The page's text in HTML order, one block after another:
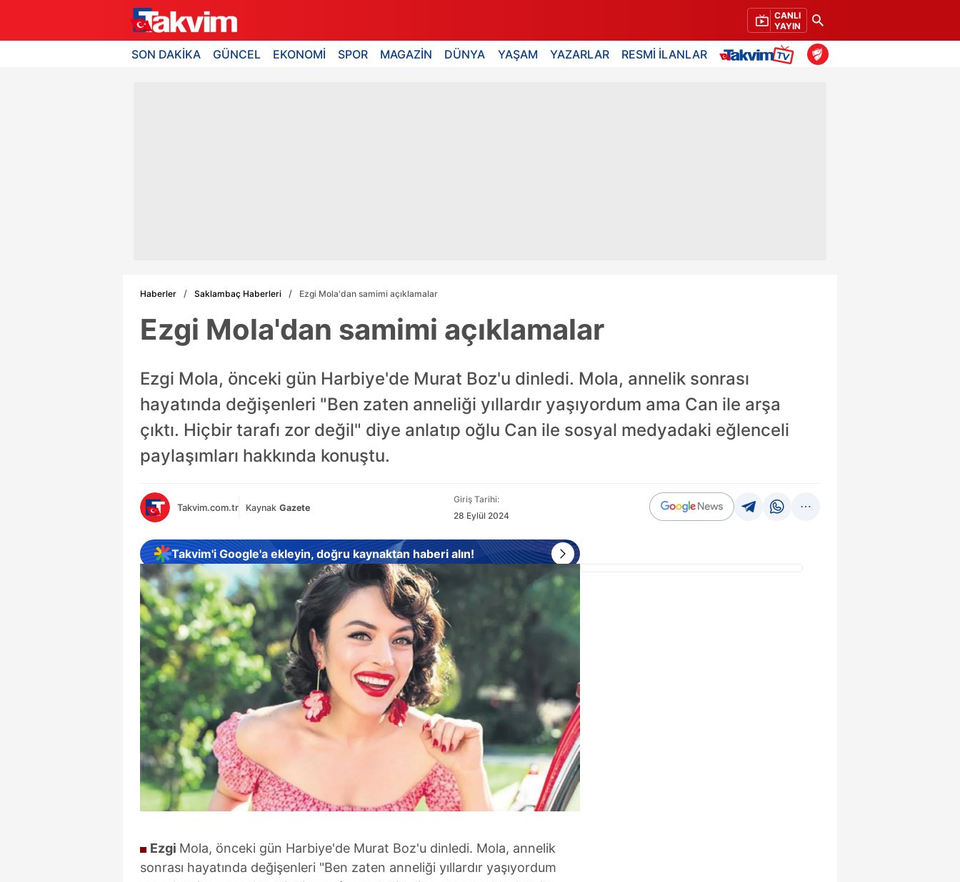
CANLI
YAYIN
SON DAKİKA GÜNCEL EKONOMİ SPOR MAGAZİN DÜNYA YAŞAM YAZARLAR RESMİ İLANLAR
Haberler Saklambaç Haberleri Ezgi Mola'dan samimi açıklamalar
Ezgi Mola'dan samimi açıklamalar
Ezgi Mola, önceki gün Harbiye'de Murat Boz'u dinledi. Mola, annelik sonrası
hayatında değişenleri "Ben zaten anneliği yıllardır yaşıyordum ama Can ile arşa
çıktı. Hiçbir tarafı zor değil" diye anlatıp oğlu Can ile sosyal medyadaki eğlenceli
paylaşımları hakkında konuştu.
Takvim.com.tr Kaynak Gazete
Giriş Tarihi:
28 Eylül 2024
Takvim'i Google'a ekleyin, doğru kaynaktan haberi alın!
Ezgi Mola, önceki gün Harbiye'de Murat Boz'u dinledi. Mola, annelik
sonrası hayatında değişenleri "Ben zaten anneliği yıllardır yaşıyordum